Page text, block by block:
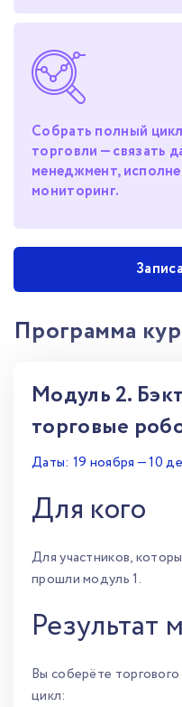
Собрать полный
торговли — связать
менеджмент,
мониторинг.
Программа
Модуль 2.
торговые
Даты: 19 ноября — 10
Для кого
Для участников,
прошли модуль 1.
Результат
Вы соберёте
цикл: